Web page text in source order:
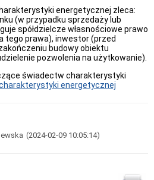
energetycznej zleca:
(w przypadku sprzedaży lub
spółdzielcze własnościowe prawo
tego prawa), inwestor (przed
budowy obiektu
pozwolenia na użytkowanie).
świadectw charakterystyki
energetycznej
(2024-02-09 10:05:14)